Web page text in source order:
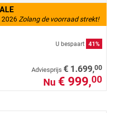
2026 Zolang de voorraad strekt!
U bespaart 41%
Adviesprijs € 1.699,00
Nu € 999,00